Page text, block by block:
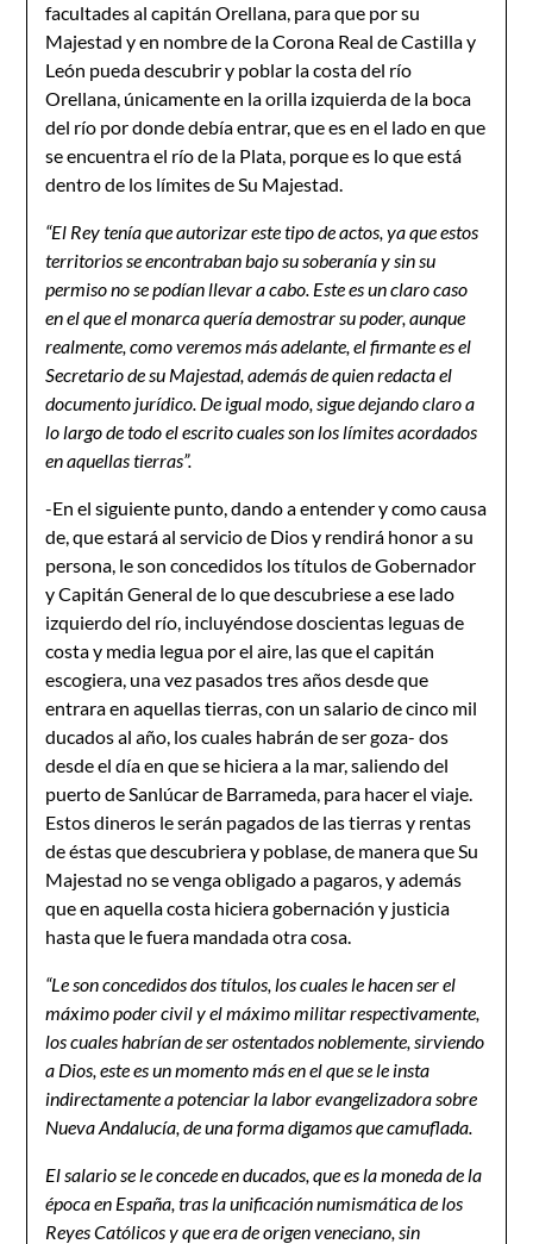
facultades al capitán Orellana, para que por su
Majestad y en nombre de la Corona Real de Castilla y
León pueda descubrir y poblar la costa del río
Orellana, únicamente en la orilla izquierda de la boca
del río por donde debía entrar, que es en el lado en que
se encuentra el río de la Plata, porque es lo que está
dentro de los límites de Su Majestad.
“El Rey tenía que autorizar este tipo de actos, ya que estos
territorios se encontraban bajo su soberanía y sin su
permiso no se podían llevar a cabo. Este es un claro caso
en el que el monarca quería demostrar su poder, aunque
realmente, como veremos más adelante, el firmante es el
Secretario de su Majestad, además de quien redacta el
documento jurídico. De igual modo, sigue dejando claro a
lo largo de todo el escrito cuales son los límites acordados
en aquellas tierras”.
-En el siguiente punto, dando a entender y como causa
de, que estará al servicio de Dios y rendirá honor a su
persona, le son concedidos los títulos de Gobernador
y Capitán General de lo que descubriese a ese lado
izquierdo del río, incluyéndose doscientas leguas de
costa y media legua por el aire, las que el capitán
escogiera, una vez pasados tres años desde que
entrara en aquellas tierras, con un salario de cinco mil
ducados al año, los cuales habrán de ser goza- dos
desde el día en que se hiciera a la mar, saliendo del
puerto de Sanlúcar de Barrameda, para hacer el viaje.
Estos dineros le serán pagados de las tierras y rentas
de éstas que descubriera y poblase, de manera que Su
Majestad no se venga obligado a pagaros, y además
que en aquella costa hiciera gobernación y justicia
hasta que le fuera mandada otra cosa.
“Le son concedidos dos títulos, los cuales le hacen ser el
máximo poder civil y el máximo militar respectivamente,
los cuales habrían de ser ostentados noblemente, sirviendo
a Dios, este es un momento más en el que se le insta
indirectamente a potenciar la labor evangelizadora sobre
Nueva Andalucía, de una forma digamos que camuflada.
El salario se le concede en ducados, que es la moneda de la
época en España, tras la unificación numismática de los
Reyes Católicos y que era de origen veneciano, sin